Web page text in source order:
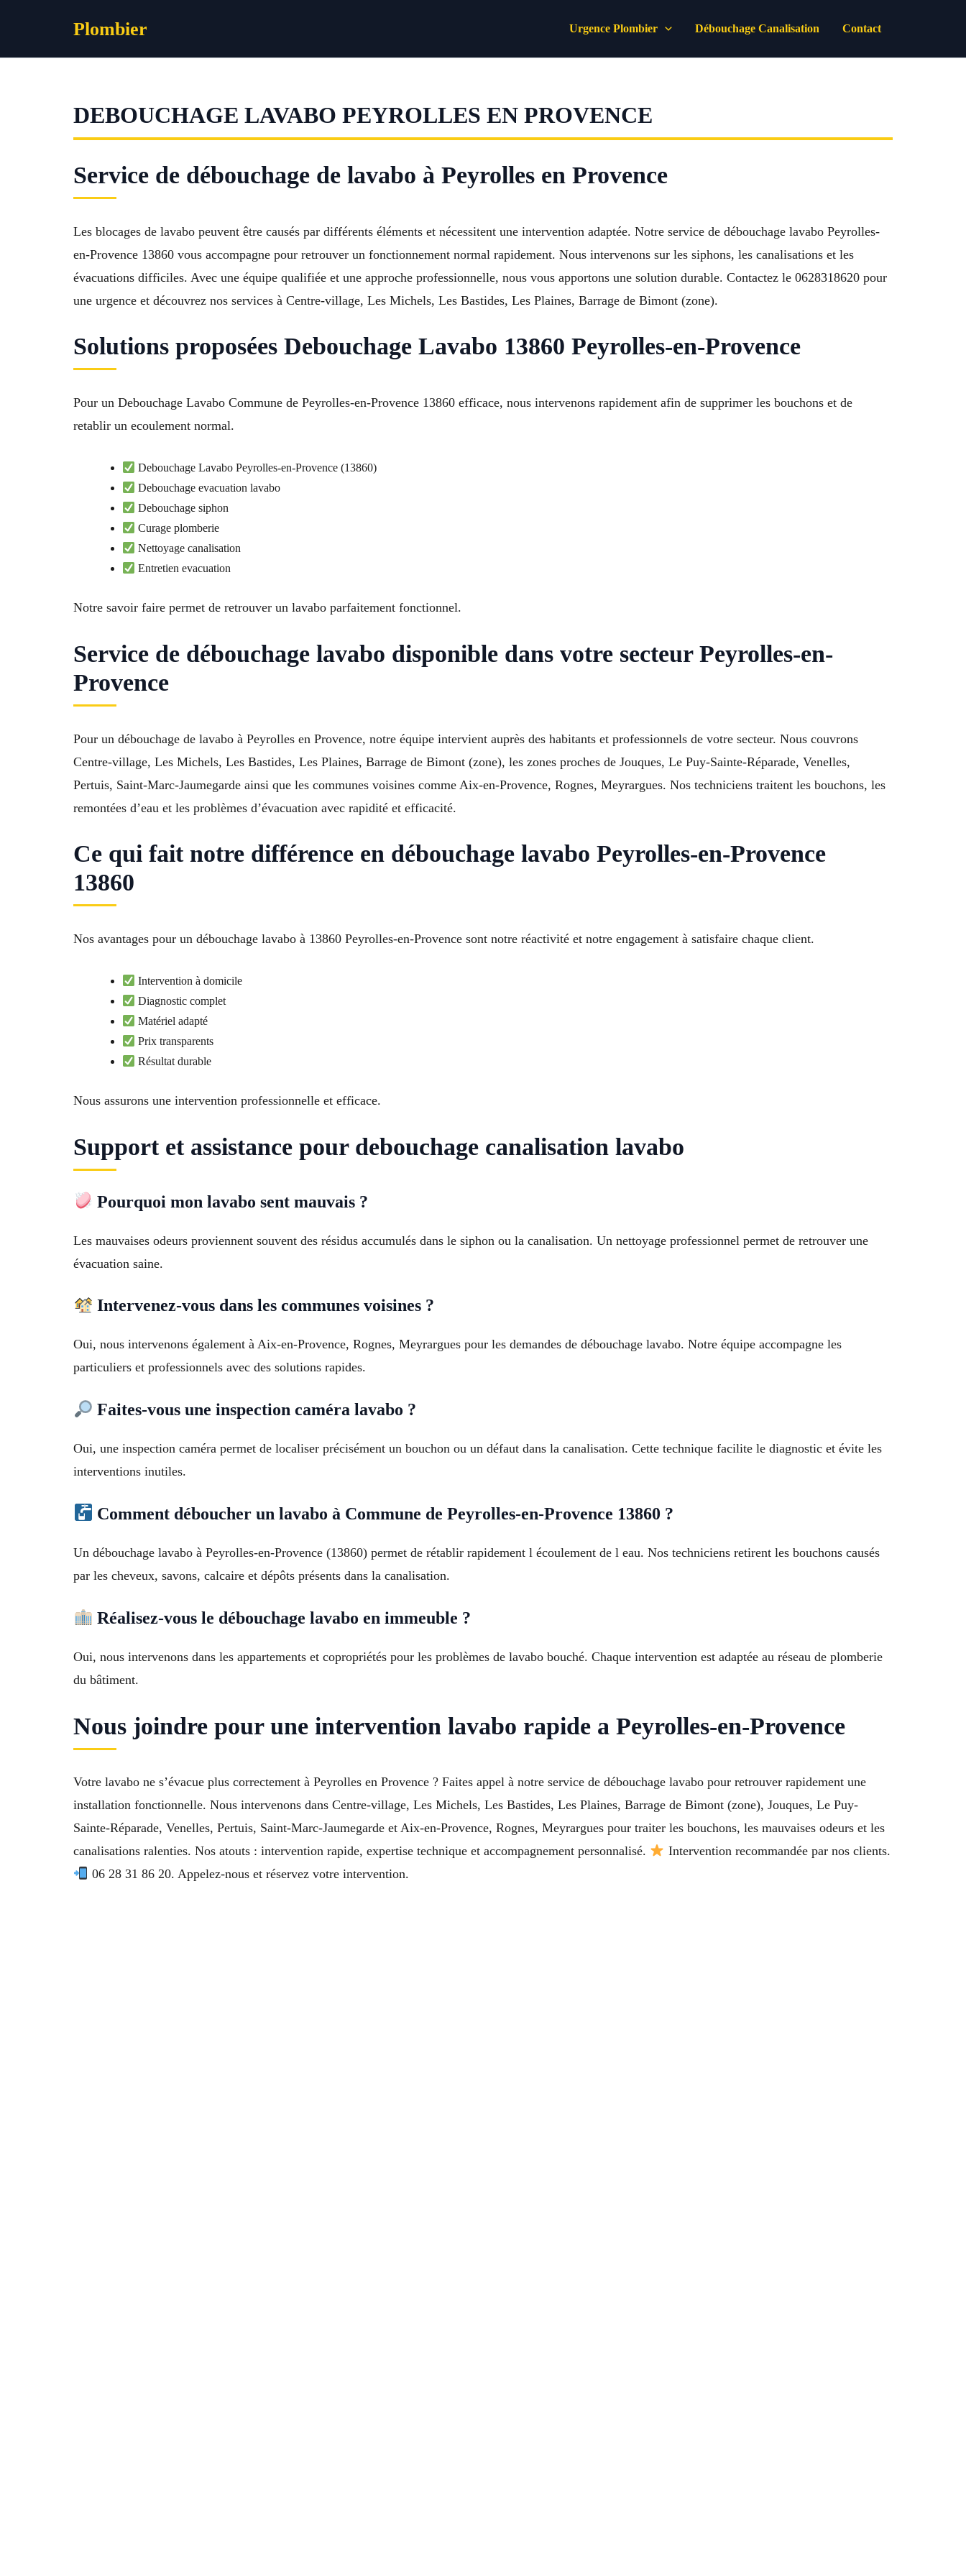
Plombier Urgence Plombier Débouchage Canalisation Contact
DEBOUCHAGE LAVABO PEYROLLES EN PROVENCE
Service de débouchage de lavabo à Peyrolles en Provence
Les blocages de lavabo peuvent être causés par différents éléments et nécessitent une intervention adaptée. Notre service de débouchage lavabo Peyrolles-
en-Provence 13860 vous accompagne pour retrouver un fonctionnement normal rapidement. Nous intervenons sur les siphons, les canalisations et les
évacuations difficiles. Avec une équipe qualifiée et une approche professionnelle, nous vous apportons une solution durable. Contactez le 0628318620 pour
une urgence et découvrez nos services à Centre-village, Les Michels, Les Bastides, Les Plaines, Barrage de Bimont (zone).
Solutions proposées Debouchage Lavabo 13860 Peyrolles-en-Provence
Pour un Debouchage Lavabo Commune de Peyrolles-en-Provence 13860 efficace, nous intervenons rapidement afin de supprimer les bouchons et de
retablir un ecoulement normal.
Debouchage Lavabo Peyrolles-en-Provence (13860)
Debouchage evacuation lavabo
Debouchage siphon
Curage plomberie
Nettoyage canalisation
Entretien evacuation
Notre savoir faire permet de retrouver un lavabo parfaitement fonctionnel.
Service de débouchage lavabo disponible dans votre secteur Peyrolles-en-
Provence
Pour un débouchage de lavabo à Peyrolles en Provence, notre équipe intervient auprès des habitants et professionnels de votre secteur. Nous couvrons
Centre-village, Les Michels, Les Bastides, Les Plaines, Barrage de Bimont (zone), les zones proches de Jouques, Le Puy-Sainte-Réparade, Venelles,
Pertuis, Saint-Marc-Jaumegarde ainsi que les communes voisines comme Aix-en-Provence, Rognes, Meyrargues. Nos techniciens traitent les bouchons, les
remontées d’eau et les problèmes d’évacuation avec rapidité et efficacité.
Ce qui fait notre différence en débouchage lavabo Peyrolles-en-Provence
13860
Nos avantages pour un débouchage lavabo à 13860 Peyrolles-en-Provence sont notre réactivité et notre engagement à satisfaire chaque client.
Intervention à domicile
Diagnostic complet
Matériel adapté
Prix transparents
Résultat durable
Nous assurons une intervention professionnelle et efficace.
Support et assistance pour debouchage canalisation lavabo
Pourquoi mon lavabo sent mauvais ?
Les mauvaises odeurs proviennent souvent des résidus accumulés dans le siphon ou la canalisation. Un nettoyage professionnel permet de retrouver une
évacuation saine.
Intervenez-vous dans les communes voisines ?
Oui, nous intervenons également à Aix-en-Provence, Rognes, Meyrargues pour les demandes de débouchage lavabo. Notre équipe accompagne les
particuliers et professionnels avec des solutions rapides.
Faites-vous une inspection caméra lavabo ?
Oui, une inspection caméra permet de localiser précisément un bouchon ou un défaut dans la canalisation. Cette technique facilite le diagnostic et évite les
interventions inutiles.
Comment déboucher un lavabo à Commune de Peyrolles-en-Provence 13860 ?
Un débouchage lavabo à Peyrolles-en-Provence (13860) permet de rétablir rapidement l écoulement de l eau. Nos techniciens retirent les bouchons causés
par les cheveux, savons, calcaire et dépôts présents dans la canalisation.
Réalisez-vous le débouchage lavabo en immeuble ?
Oui, nous intervenons dans les appartements et copropriétés pour les problèmes de lavabo bouché. Chaque intervention est adaptée au réseau de plomberie
du bâtiment.
Nous joindre pour une intervention lavabo rapide a Peyrolles-en-Provence
Votre lavabo ne s’évacue plus correctement à Peyrolles en Provence ? Faites appel à notre service de débouchage lavabo pour retrouver rapidement une
installation fonctionnelle. Nous intervenons dans Centre-village, Les Michels, Les Bastides, Les Plaines, Barrage de Bimont (zone), Jouques, Le Puy-
Sainte-Réparade, Venelles, Pertuis, Saint-Marc-Jaumegarde et Aix-en-Provence, Rognes, Meyrargues pour traiter les bouchons, les mauvaises odeurs et les
canalisations ralenties. Nos atouts : intervention rapide, expertise technique et accompagnement personnalisé.
Intervention recommandée par nos clients.
06 28 31 86 20. Appelez-nous et réservez votre intervention.